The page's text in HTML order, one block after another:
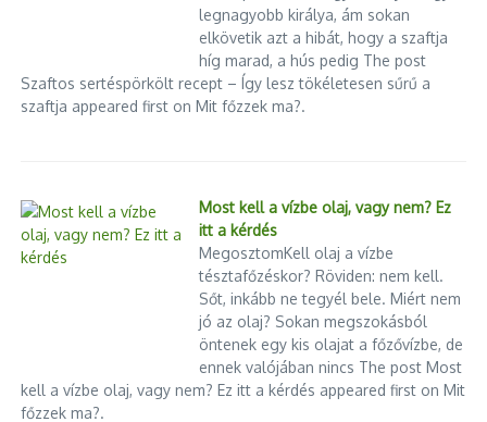
legnagyobb királya, ám sokan
elkövetik azt a hibát, hogy a szaftja
híg marad, a hús pedig The post
Szaftos sertéspörkölt recept – Így lesz tökéletesen sűrű a
szaftja appeared first on Mit főzzek ma?.
Most kell a vízbe olaj, vagy nem? Ez
itt a kérdés
MegosztomKell olaj a vízbe
tésztafőzéskor? Röviden: nem kell.
Sőt, inkább ne tegyél bele. Miért nem
jó az olaj? Sokan megszokásból
öntenek egy kis olajat a főzővízbe, de
ennek valójában nincs The post Most
kell a vízbe olaj, vagy nem? Ez itt a kérdés appeared first on Mit
főzzek ma?.